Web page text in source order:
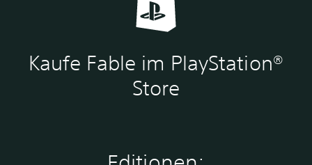
Kaufe Fable im PlayStation®
Store